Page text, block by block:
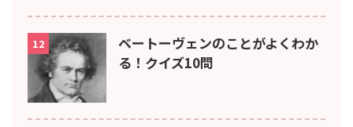
12
ベートーヴェンのことがよくわか
る！クイズ10問